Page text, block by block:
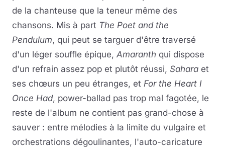
de la chanteuse que la teneur même des
chansons. Mis à part The Poet and the
Pendulum, qui peut se targuer d'être traversé
d'un léger souffle épique, Amaranth qui dispose
d'un refrain assez pop et plutôt réussi, Sahara et
ses chœurs un peu étranges, et For the Heart I
Once Had, power-ballad pas trop mal fagotée, le
reste de l'album ne contient pas grand-chose à
sauver : entre mélodies à la limite du vulgaire et
orchestrations dégoulinantes, l'auto-caricature